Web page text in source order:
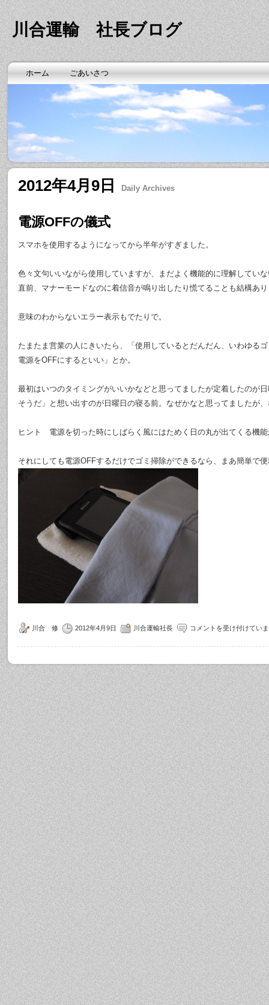
川合運輸 社長ブログ
ホーム ごあいさつ
2012年4月9日 Daily Archives
電源OFFの儀式
スマホを使用するようになってから半年がすぎました。
色々文句いいながら使用していますが、まだよく機能的に理解してい
直前、マナーモードなのに着信音が鳴り出したり慌てることも結構あ
意味のわからないエラー表示もでたりで。
たまたま営業の人にきいたら、「使用しているとだんだん、いわゆる
電源をOFFにするといい」とか。
最初はいつのタイミングがいいかなどと思ってましたが定着したのが
そうだ」と想い出すのが日曜日の寝る前。なぜかなと思ってましたが
ヒント 電源を切った時にしばらく風にはためく日の丸が出てくる機
それにしても電源OFFするだけでゴミ掃除ができるなら、まあ簡単で
川合 修 2012年4月9日 川合運輸社長 コメントを受け付けてい